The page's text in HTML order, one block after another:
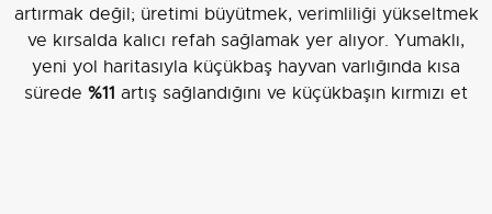
artırmak değil; üretimi büyütmek, verimliliği yükseltmek
ve kırsalda kalıcı refah sağlamak yer alıyor. Yumaklı,
yeni yol haritasıyla küçükbaş hayvan varlığında kısa
sürede %11 artış sağlandığını ve küçükbaşın kırmızı et